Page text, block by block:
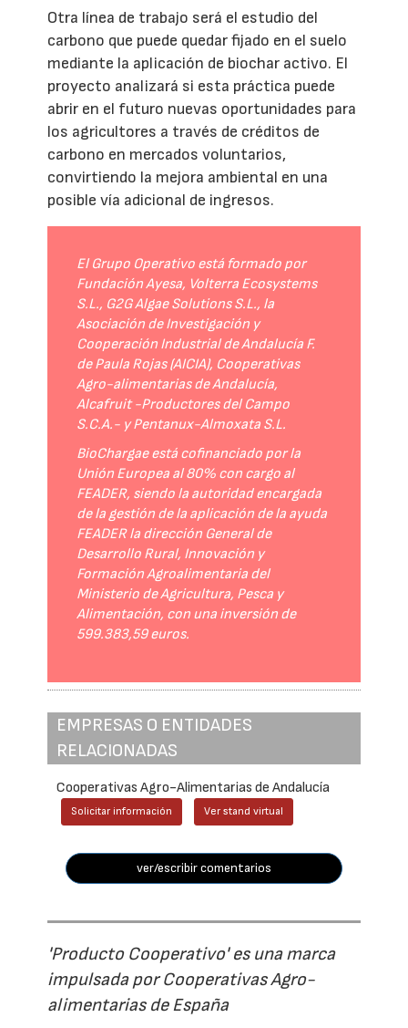
Otra línea de trabajo será el estudio del
carbono que puede quedar fijado en el suelo
mediante la aplicación de biochar activo. El
proyecto analizará si esta práctica puede
abrir en el futuro nuevas oportunidades para
los agricultores a través de créditos de
carbono en mercados voluntarios,
convirtiendo la mejora ambiental en una
posible vía adicional de ingresos.
El Grupo Operativo está formado por
Fundación Ayesa, Volterra Ecosystems
S.L., G2G Algae Solutions S.L., la
Asociación de Investigación y
Cooperación Industrial de Andalucía F.
de Paula Rojas (AICIA), Cooperativas
Agro-alimentarias de Andalucía,
Alcafruit -Productores del Campo
S.C.A.- y Pentanux-Almoxata S.L.
BioChargae está cofinanciado por la
Unión Europea al 80% con cargo al
FEADER, siendo la autoridad encargada
de la gestión de la aplicación de la ayuda
FEADER la dirección General de
Desarrollo Rural, Innovación y
Formación Agroalimentaria del
Ministerio de Agricultura, Pesca y
Alimentación, con una inversión de
599.383,59 euros.
EMPRESAS O ENTIDADES
RELACIONADAS
Cooperativas Agro-Alimentarias de Andalucía
Solicitar información Ver stand virtual
ver/escribir comentarios
'Producto Cooperativo' es una marca
impulsada por Cooperativas Agro-
alimentarias de España